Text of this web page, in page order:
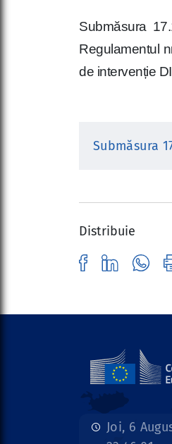
Submăsura
Regulamentul
de intervenție
Submăsura
Distribuie
Joi, 6